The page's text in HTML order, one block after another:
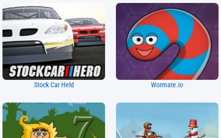
Stock Car Held Wormate.io